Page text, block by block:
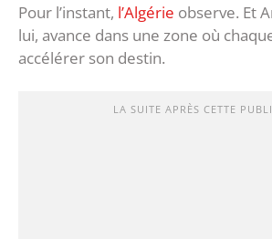
Pour l’instant, l’Algérie observe. Et
lui, avance dans une zone où
accélérer son destin.
LA SUITE APRÈS CETTE